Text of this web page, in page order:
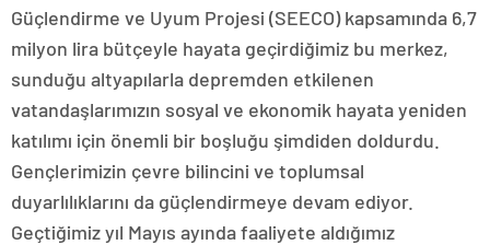
Güçlendirme ve Uyum Projesi (SEECO) kapsamında 6,7
milyon lira bütçeyle hayata geçirdiğimiz bu merkez,
sunduğu altyapılarla depremden etkilenen
vatandaşlarımızın sosyal ve ekonomik hayata yeniden
katılımı için önemli bir boşluğu şimdiden doldurdu.
Gençlerimizin çevre bilincini ve toplumsal
duyarlılıklarını da güçlendirmeye devam ediyor.
Geçtiğimiz yıl Mayıs ayında faaliyete aldığımız